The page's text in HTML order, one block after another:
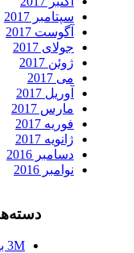
سپتامبر 2017
آگوست 2017
جولای 2017
ژوئن 2017
می 2017
آوریل 2017
مارس 2017
فوریه 2017
ژانویه 2017
دسامبر 2016
نوامبر 2016
دسته‌ها